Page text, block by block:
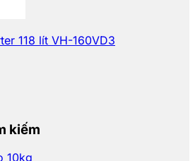
118 lít VH-160VD3
kiếm
10kg